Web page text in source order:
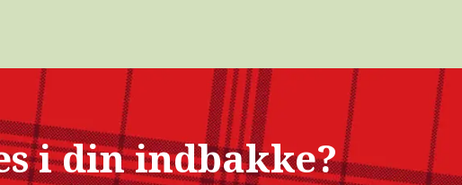
i din indbakke?